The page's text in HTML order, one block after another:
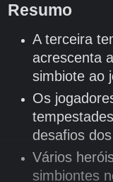
Resumo
A terceira
acrescenta
simbiote ao
Os
desafios
Vários
simbiontes